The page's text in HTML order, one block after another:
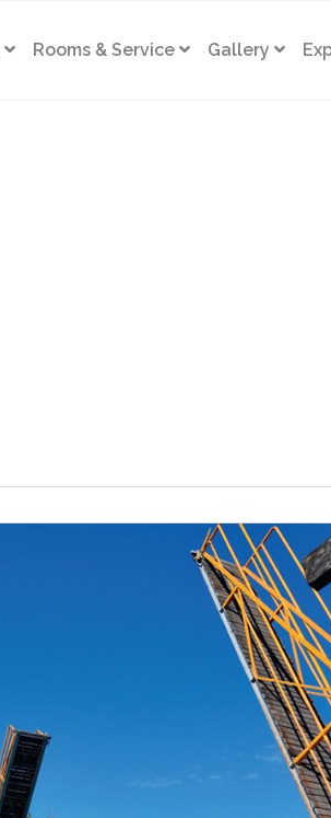
Rooms & Service Gallery